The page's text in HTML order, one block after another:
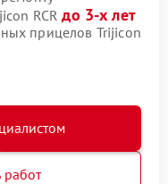
RCRдо 3-х лет
прицелов Trijicon
работ